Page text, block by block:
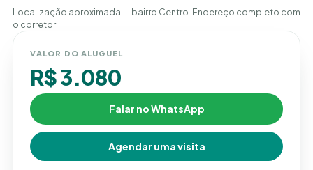
Localização aproximada — bairro Centro. Endereço completo com
o corretor.
VALOR DO ALUGUEL
R$ 3.080
Falar no WhatsApp
Agendar uma visita